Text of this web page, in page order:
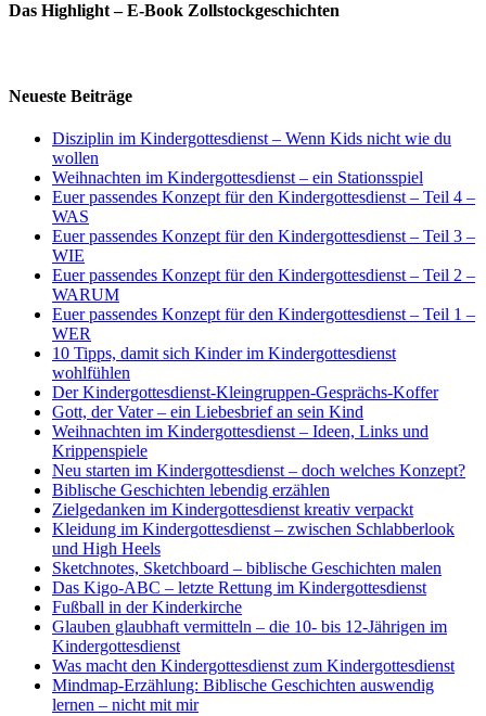
Das Highlight – E-Book Zollstockgeschichten
Neueste Beiträge
Disziplin im Kindergottesdienst – Wenn Kids nicht wie du
wollen
Weihnachten im Kindergottesdienst – ein Stationsspiel
Euer passendes Konzept für den Kindergottesdienst – Teil 4 –
WAS
Euer passendes Konzept für den Kindergottesdienst – Teil 3 –
WIE
Euer passendes Konzept für den Kindergottesdienst – Teil 2 –
WARUM
Euer passendes Konzept für den Kindergottesdienst – Teil 1 –
WER
10 Tipps, damit sich Kinder im Kindergottesdienst
wohlfühlen
Der Kindergottesdienst-Kleingruppen-Gesprächs-Koffer
Gott, der Vater – ein Liebesbrief an sein Kind
Weihnachten im Kindergottesdienst – Ideen, Links und
Krippenspiele
Neu starten im Kindergottesdienst – doch welches Konzept?
Biblische Geschichten lebendig erzählen
Zielgedanken im Kindergottesdienst kreativ verpackt
Kleidung im Kindergottesdienst – zwischen Schlabberlook
und High Heels
Sketchnotes, Sketchboard – biblische Geschichten malen
Das Kigo-ABC – letzte Rettung im Kindergottesdienst
Fußball in der Kinderkirche
Glauben glaubhaft vermitteln – die 10- bis 12-Jährigen im
Kindergottesdienst
Was macht den Kindergottesdienst zum Kindergottesdienst
Mindmap-Erzählung: Biblische Geschichten auswendig
lernen – nicht mit mir